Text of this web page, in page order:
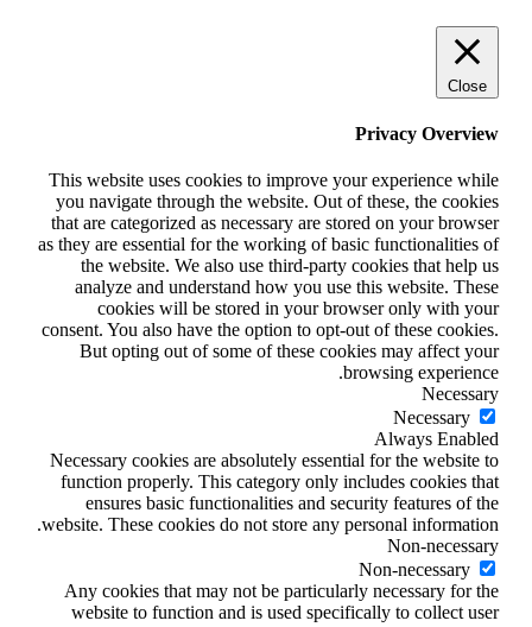
Close
Privacy Overview
This website uses cookies to improve your experience while
you navigate through the website. Out of these, the cookies
that are categorized as necessary are stored on your browser
as they are essential for the working of basic functionalities of
the website. We also use third-party cookies that help us
analyze and understand how you use this website. These
cookies will be stored in your browser only with your
consent. You also have the option to opt-out of these cookies.
But opting out of some of these cookies may affect your
browsing experience.
Necessary
Necessary
Always Enabled
Necessary cookies are absolutely essential for the website to
function properly. This category only includes cookies that
ensures basic functionalities and security features of the
website. These cookies do not store any personal information.
Non-necessary
Non-necessary
Any cookies that may not be particularly necessary for the
website to function and is used specifically to collect user